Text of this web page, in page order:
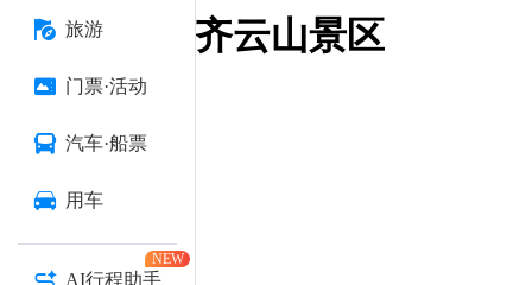
旅游
门票·活动
汽车·船票
用车
AI行程助手
NEW
齐云山景区